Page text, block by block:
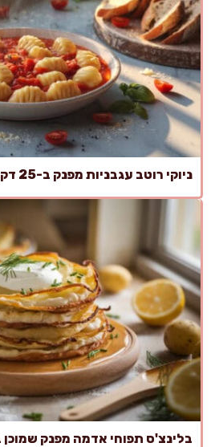
ניוקי רוטב עגבניות מפנק ב-25 דקות, בלי שמנת בכלל